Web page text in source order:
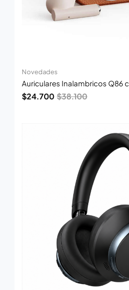
Novedades
Auriculares Inalambricos Q86 c
$38.100
$24.700